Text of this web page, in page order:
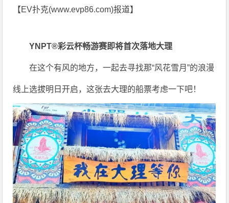
【EV扑克(www.evp86.com)报道】
YNPT®彩云杯畅游赛即将首次落地大理
在这个有风的地方，一起去寻找那“风花雪月”的浪漫
线上选拔明日开启，这张去大理的船票考虑一下吧！